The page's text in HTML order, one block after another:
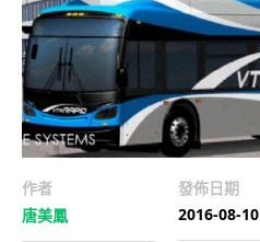
作者
唐美鳳
發佈日期
2016-08-10